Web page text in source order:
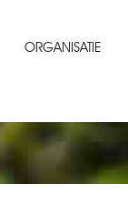
ORGANISATIE